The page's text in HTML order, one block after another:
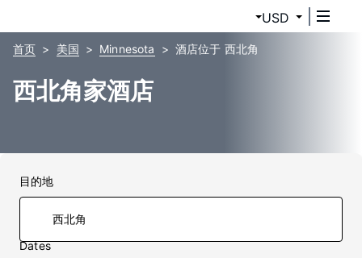
USD
首页 美国 Minnesota 酒店位于 西北角
西北角家酒店
目的地
Dates